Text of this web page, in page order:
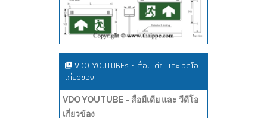
VDO YOUTUBEs - สื่อมีเดีย และ วีดีโอ
เกี่ยวข้อง
VDO YOUTUBE - สื่อมีเดีย และ วีดีโอ
เกี่ยวข้อง